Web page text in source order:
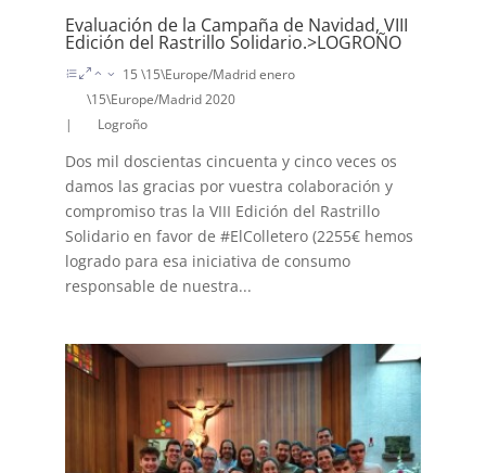
Evaluación de la Campaña de Navidad, VIII
Edición del Rastrillo Solidario.>LOGROÑO
15 \15\Europe/Madrid enero
\15\Europe/Madrid 2020
|
Logroño
Dos mil doscientas cincuenta y cinco veces os
damos las gracias por vuestra colaboración y
compromiso tras la VIII Edición del Rastrillo
Solidario en favor de #ElColletero (2255€ hemos
logrado para esa iniciativa de consumo
responsable de nuestra...